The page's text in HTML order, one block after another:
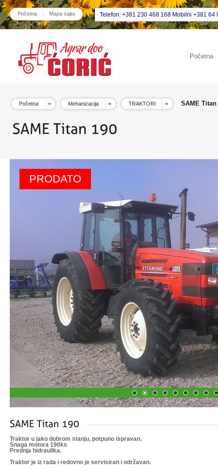
Početna Mapa sajta Telefon: +381 230 468 168 Mobilni +381 64
Početna
Početna Mehanizacija TRAKTORI SAME Titan
PRODATO
Traktor u jako dobrom stanju, potpuno ispravan.
Snaga motora 190ks
Prednja hidraulika.
Traktor je iz rada i redovno je servisiran i održavan.